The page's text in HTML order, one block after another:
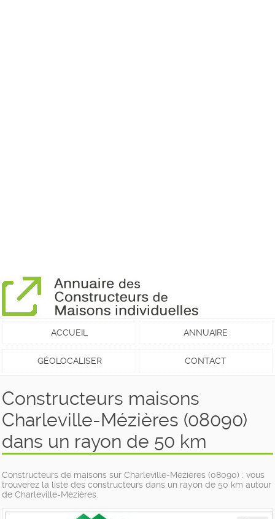
ACCUEIL ANNUAIRE
GÉOLOCALISER CONTACT
Constructeurs maisons
Charleville-Mézières (08090)
dans un rayon de 50 km
Constructeurs de maisons sur Charleville-Mézières (08090) : vous
trouverez la liste des constructeurs dans un rayon de 50 km autour
de Charleville-Mézières.